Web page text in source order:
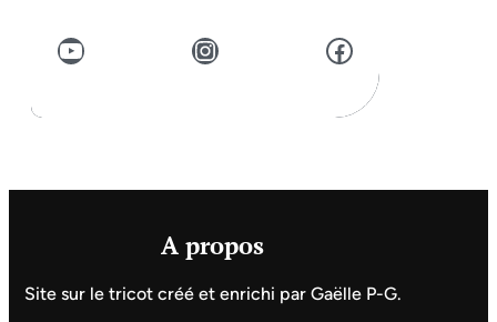
YouTube Instagram Facebook
A propos
Site sur le tricot créé et enrichi par Gaëlle P-G.